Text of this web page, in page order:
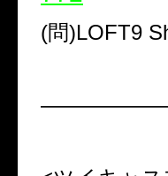
(問)LOFT9